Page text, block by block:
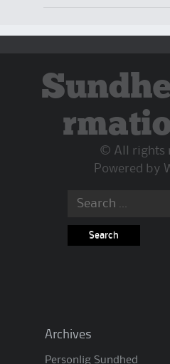
© All rights
Powered by
Search
Archives
Personlig Sundhed